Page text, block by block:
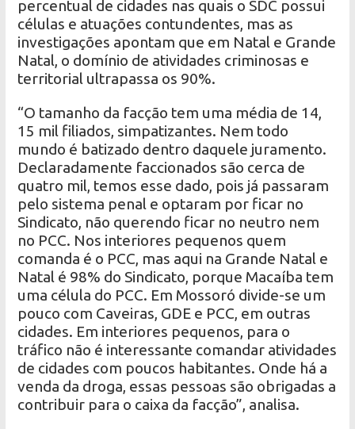
percentual de cidades nas quais o SDC possui
células e atuações contundentes, mas as
investigações apontam que em Natal e Grande
Natal, o domínio de atividades criminosas e
territorial ultrapassa os 90%.
“O tamanho da facção tem uma média de 14,
15 mil filiados, simpatizantes. Nem todo
mundo é batizado dentro daquele juramento.
Declaradamente faccionados são cerca de
quatro mil, temos esse dado, pois já passaram
pelo sistema penal e optaram por ficar no
Sindicato, não querendo ficar no neutro nem
no PCC. Nos interiores pequenos quem
comanda é o PCC, mas aqui na Grande Natal e
Natal é 98% do Sindicato, porque Macaíba tem
uma célula do PCC. Em Mossoró divide-se um
pouco com Caveiras, GDE e PCC, em outras
cidades. Em interiores pequenos, para o
tráfico não é interessante comandar atividades
de cidades com poucos habitantes. Onde há a
venda da droga, essas pessoas são obrigadas a
contribuir para o caixa da facção”, analisa.